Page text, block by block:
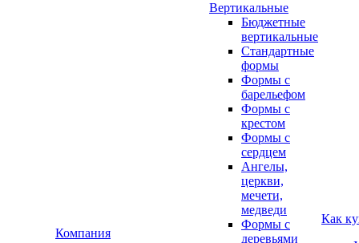
Компания
Вертикальные
Бюджетные
вертикальные
Стандартные
формы
Формы с
барельефом
Формы с
крестом
Формы с
сердцем
Ангелы,
церкви,
мечети,
медведи
Формы с
деревьями
Как